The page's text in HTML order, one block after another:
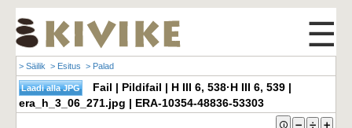
☰
> Säilik > Esitus > Palad
Fail | Pildifail | H III 6, 538·H III 6, 539 |
era_h_3_06_271.jpg | ERA-10354-48836-53303